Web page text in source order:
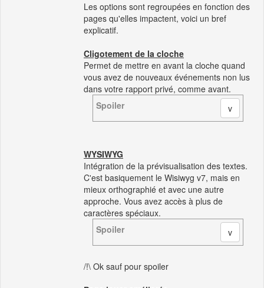
Les options sont regroupées en fonction des
pages qu'elles impactent, voici un bref
explicatif.
Cligotement de la cloche
Permet de mettre en avant la cloche quand
vous avez de nouveaux événements non lus
dans votre rapport privé, comme avant.
Spoiler
WYSIWYG
Intégration de la prévisualisation des textes.
C'est basiquement le Wisiwyg v7, mais en
mieux orthographié et avec une autre
approche. Vous avez accès à plus de
caractères spéciaux.
Spoiler
/!\ Ok sauf pour spoiler